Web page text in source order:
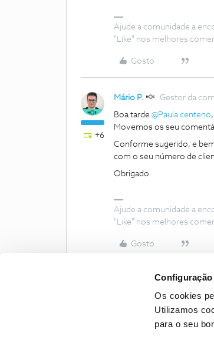
Os cookies
Utilizamos
para o seu
Ajude a comunidade a
"Like" nos melhores
Gosto
+6
Mário P. Gestor da
Boa tarde @Paula centeno,
Movemos os seu
Conforme sugerido, e
com o seu número de
Obrigado
Ajude a comunidade a
"Like" nos melhores
Gosto